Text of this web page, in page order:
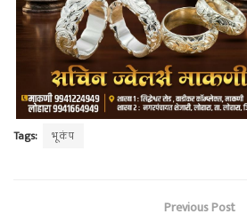
Tags: भूकंप
Previous Post